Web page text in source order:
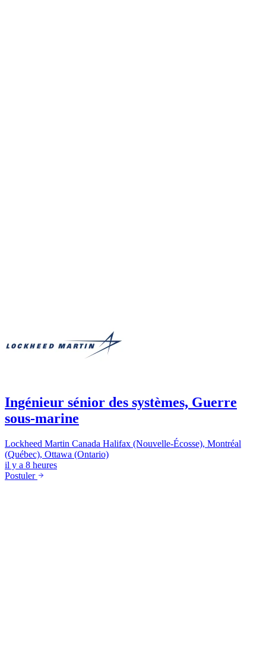
Ingénieur sénior des systèmes, Guerre
sous-marine
Lockheed Martin Canada Halifax (Nouvelle-Écosse), Montréal
(Québec), Ottawa (Ontario)
il y a 8 heures
Postuler